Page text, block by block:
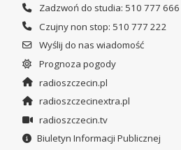
Zadzwoń do studia: 510 777 666
Czujny non stop: 510 777 222
Wyślij do nas wiadomość
Prognoza pogody
radioszczecin.pl
radioszczecinextra.pl
radioszczecin.tv
Biuletyn Informacji Publicznej